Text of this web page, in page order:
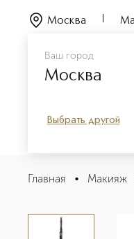
Ваш город
Москва
Выбрать другой
Москва
Brow arcade
Описание
Главная • Макияж